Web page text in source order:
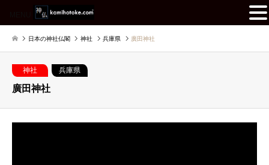
日本の神社仏閣 神社 兵庫県 廣田神社
神社 兵庫県
廣田神社